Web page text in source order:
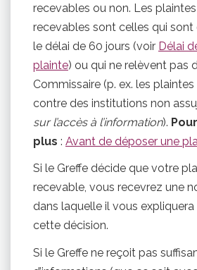
recevables ou non. Les
recevables sont celles qui sont
le délai de 60 jours (voir Délai
plainte) ou qui ne relèvent pas
Commissaire (p. ex. les
contre des institutions non
sur l’accès à l’information).
plus : Avant de déposer une
Si le Greffe décide que votre
recevable, vous recevrez une
dans laquelle il vous expliquera
cette décision.
Si le Greffe ne reçoit pas